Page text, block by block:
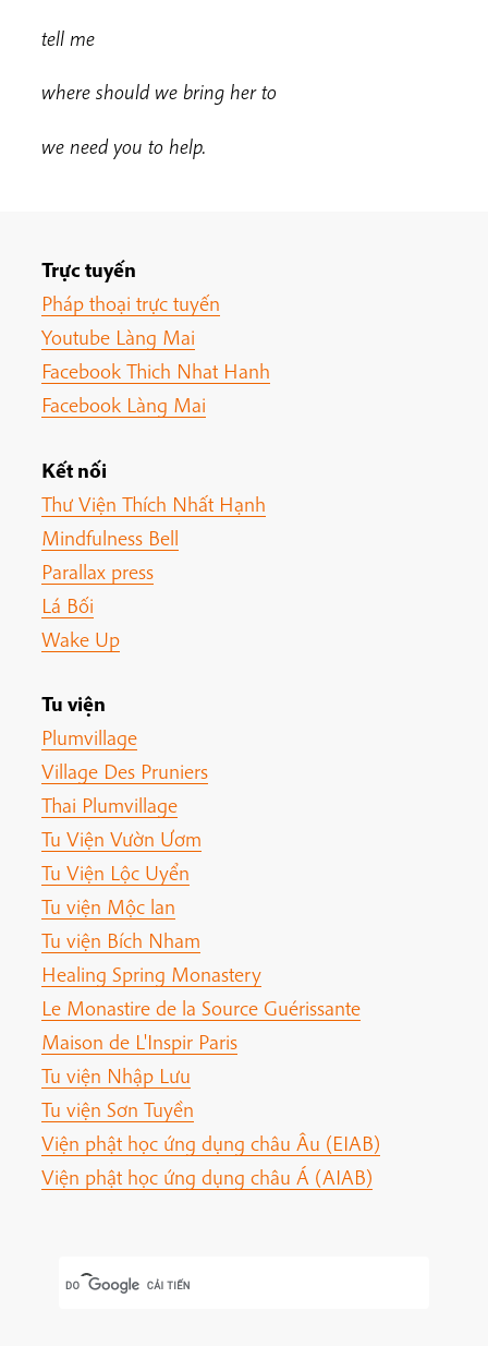
tell me
where should we bring her to
we need you to help.
Trực tuyến
Pháp thoại trực tuyến
Youtube Làng Mai
Facebook Thich Nhat Hanh
Facebook Làng Mai
Kết nối
Thư Viện Thích Nhất Hạnh
Mindfulness Bell
Parallax press
Lá Bối
Wake Up
Tu viện
Plumvillage
Village Des Pruniers
Thai Plumvillage
Tu Viện Vườn Ươm
Tu Viện Lộc Uyển
Tu viện Mộc lan
Tu viện Bích Nham
Healing Spring Monastery
Le Monastire de la Source Guérissante
Maison de L'Inspir Paris
Tu viện Nhập Lưu
Tu viện Sơn Tuyền
Viện phật học ứng dụng châu Âu (EIAB)
Viện phật học ứng dụng châu Á (AIAB)